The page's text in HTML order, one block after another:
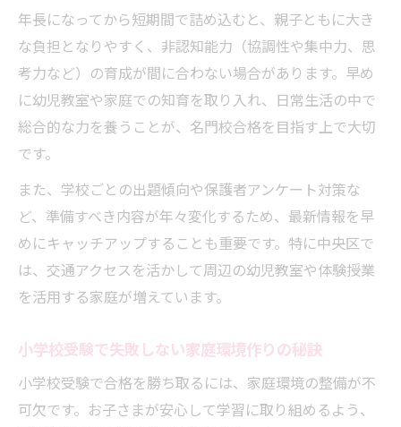
小学校受験で失敗しない併願パターンの作
り方
小学校受験合格を左右する保護者の対応
合格へ導く保護者の情報収集と戦略的準備術
小学校受験で役立つ情報収集のコツと注意
都市伝説に惑わされない正確な受験知識の
得方
小学校受験で保護者が準備すべき提出書類
対策
アンケート・作文課題に強くなる家庭の工
小学校受験で評価される保護者の関わり方
幼児教室の受験対策レビュー
年長になってから短期間で詰め込むと、親子ともに大き
な負担となりやすく、非認知能力（協調性や集中力、思
考力など）の育成が間に合わない場合があります。早め
に幼児教室や家庭での知育を取り入れ、日常生活の中で
総合的な力を養うことが、名門校合格を目指す上で大切
です。
また、学校ごとの出題傾向や保護者アンケート対策な
ど、準備すべき内容が年々変化するため、最新情報を早
めにキャッチアップすることも重要です。特に中央区で
は、交通アクセスを活かして周辺の幼児教室や体験授業
を活用する家庭が増えています。
小学校受験で失敗しない家庭環境作りの秘訣
小学校受験で合格を勝ち取るには、家庭環境の整備が不
可欠です。お子さまが安心して学習に取り組めるよう、